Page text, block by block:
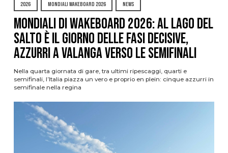
2026 MONDIALI WAKEBOARD 2026 NEWS
Mondiali di Wakeboard 2026: al Lago del
Salto è il giorno delle fasi decisive,
azzurri a valanga verso le semifinali
Nella quarta giornata di gare, tra ultimi ripescaggi, quarti e
semifinali, l’Italia piazza un vero e proprio en plein: cinque azzurri in
semifinale nella regina